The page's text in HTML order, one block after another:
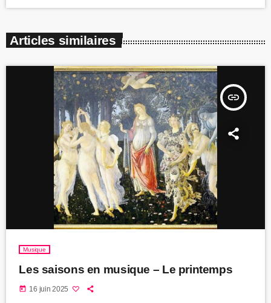
Articles similaires
insert_link
Musique
Les saisons en musique – Le printemps
today 16 juin 2025